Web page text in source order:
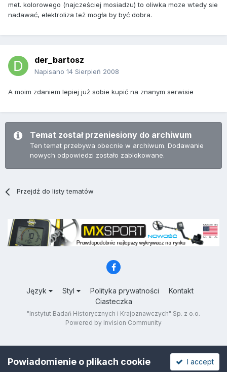
met. kolorowego (najcześciej mosiadzu) to oliwka moze wtedy sie
nadawać, elektroliza też mogła by być dobra.
der_bartosz
Napisano 14 Sierpień 2008
A moim zdaniem lepiej już sobie kupić na znanym serwisie
Temat został przeniesiony do archiwum
Ten temat przebywa obecnie w archiwum. Dodawanie
nowych odpowiedzi zostało zablokowane.
Przejdź do listy tematów
Język Styl Polityka prywatności
Kontakt
Ciasteczka
"Instytut Badań Historycznych i Krajoznawczych" Sp. z o.o.
Powered by Invision Community
Powiadomienie o plikach cookie I accept